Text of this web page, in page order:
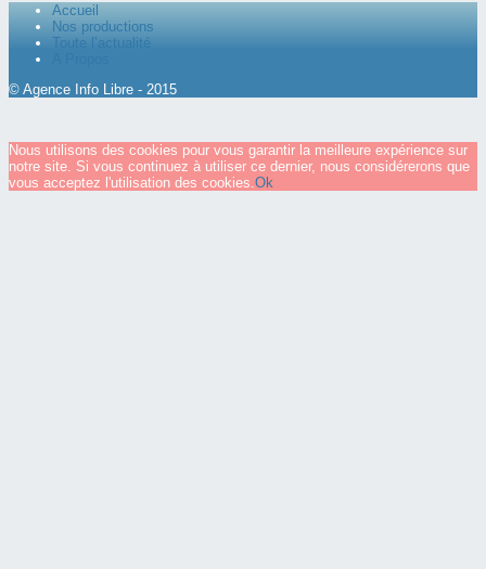
Accueil
Nos productions
Toute l’actualité
© Agence Info Libre - 2015
Nous utilisons des cookies pour vous garantir la meilleure expérience sur
notre site. Si vous continuez à utiliser ce dernier, nous considérerons que
vous acceptez l'utilisation des cookies. Ok